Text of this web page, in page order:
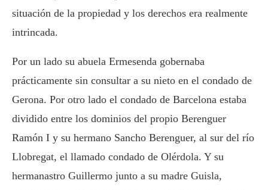
situación de la propiedad y los derechos era realmente
intrincada.
Por un lado su abuela Ermesenda gobernaba
prácticamente sin consultar a su nieto en el condado de
Gerona. Por otro lado el condado de Barcelona estaba
dividido entre los dominios del propio Berenguer
Ramón I y su hermano Sancho Berenguer, al sur del río
Llobregat, el llamado condado de Olérdola. Y su
hermanastro Guillermo junto a su madre Guisla,